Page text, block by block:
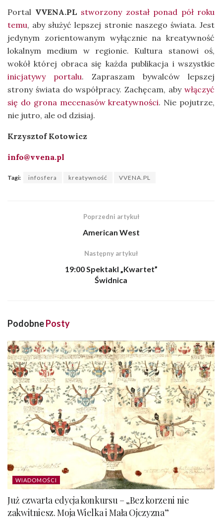
Portal VVENA.PL stworzony został ponad pół roku
temu, aby służyć lepszej stronie naszego świata. Jest
jedynym zorientowanym wyłącznie na kreatywność
lokalnym medium w regionie. Kultura stanowi oś,
wokół której obraca się każda publikacja i wszystkie
inicjatywy portalu. Zapraszam bywalców lepszej
strony świata do współpracy. Zachęcam, aby włączyć
się do grona mecenasów kreatywności. Nie pojutrze,
nie jutro, ale od dzisiaj.
Krzysztof Kotowicz
info@vvena.pl
Tagi: infosfera kreatywność VVENA.PL
Poprzedni artykuł
American West
Następny artykuł
19:00 Spektakl „Kwartet”
Świdnica
PodobnePosty
WIADOMOŚCI
Już czwarta edycja konkursu – „Bez korzeni nie
zakwitniesz. Moja Wielka i Mała Ojczyzna”